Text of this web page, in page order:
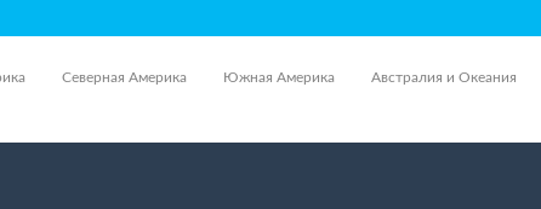
Северная Америка Южная Америка Австралия и Океания